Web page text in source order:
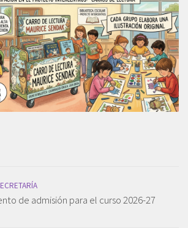
de admisión para el curso 2026-27